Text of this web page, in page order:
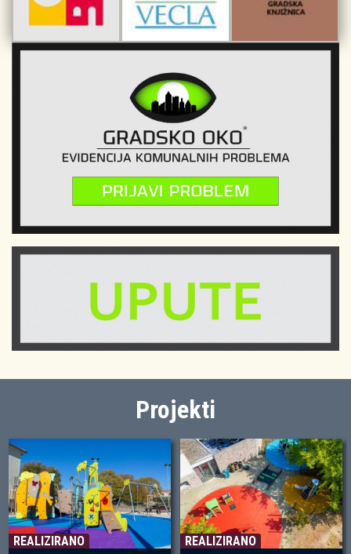
Projekti
REALIZIRANO REALIZIRANO